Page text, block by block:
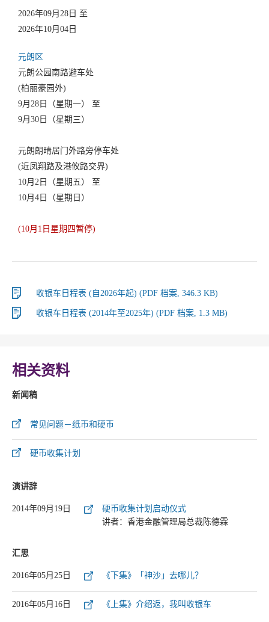
2026年09月28日 至
2026年10月04日
元朗区
元朗公园南路避车处
(柏丽豪园外)
9月28日（星期一） 至
9月30日（星期三）
元朗朗晴居门外路旁停车处
(近凤翔路及港攸路交界)
10月2日（星期五） 至
10月4日（星期日）
(10月1日星期四暂停)
收银车日程表 (自2026年起) (PDF 档案, 346.3 KB)
收银车日程表 (2014年至2025年) (PDF 档案, 1.3 MB)
相关资料
新闻稿
常见问题－纸币和硬币
硬币收集计划
演讲辞
2014年09月19日
硬币收集计划启动仪式
讲者：香港金融管理局总裁陈德霖
汇思
2016年05月25日 《下集》「神沙」去哪儿？
2016年05月16日 《上集》介绍返，我叫收银车